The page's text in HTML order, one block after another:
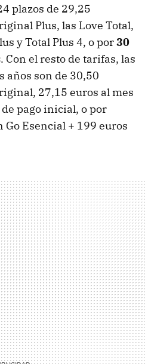
plazos de 29,25
Plus, las Love Total,
y Total Plus 4, o por30
. Con el resto de tarifas, las
años son de 30,50
27,15 euros al mes
pago inicial, o por
Go Esencial + 199 euros